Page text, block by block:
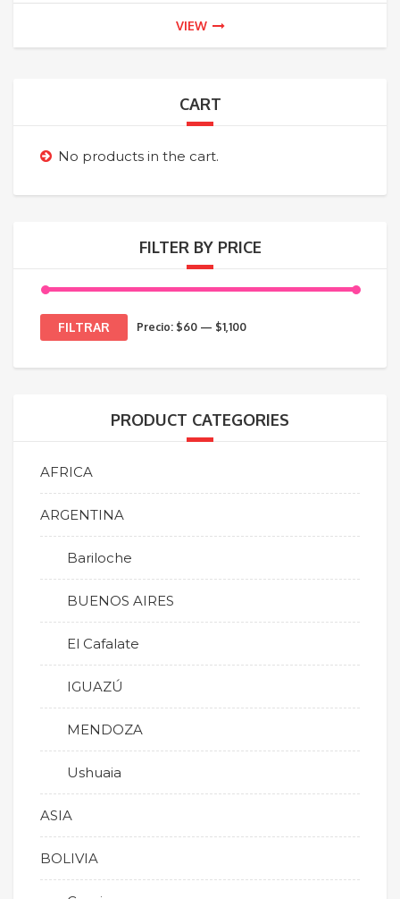
VIEW
CART
No products in the cart.
FILTER BY PRICE
Precio
Precio
FILTRAR Precio: $60 — $1,100
PRODUCT CATEGORIES
AFRICA
ARGENTINA
Bariloche
BUENOS AIRES
El Cafalate
IGUAZÚ
MENDOZA
Ushuaia
ASIA
BOLIVIA